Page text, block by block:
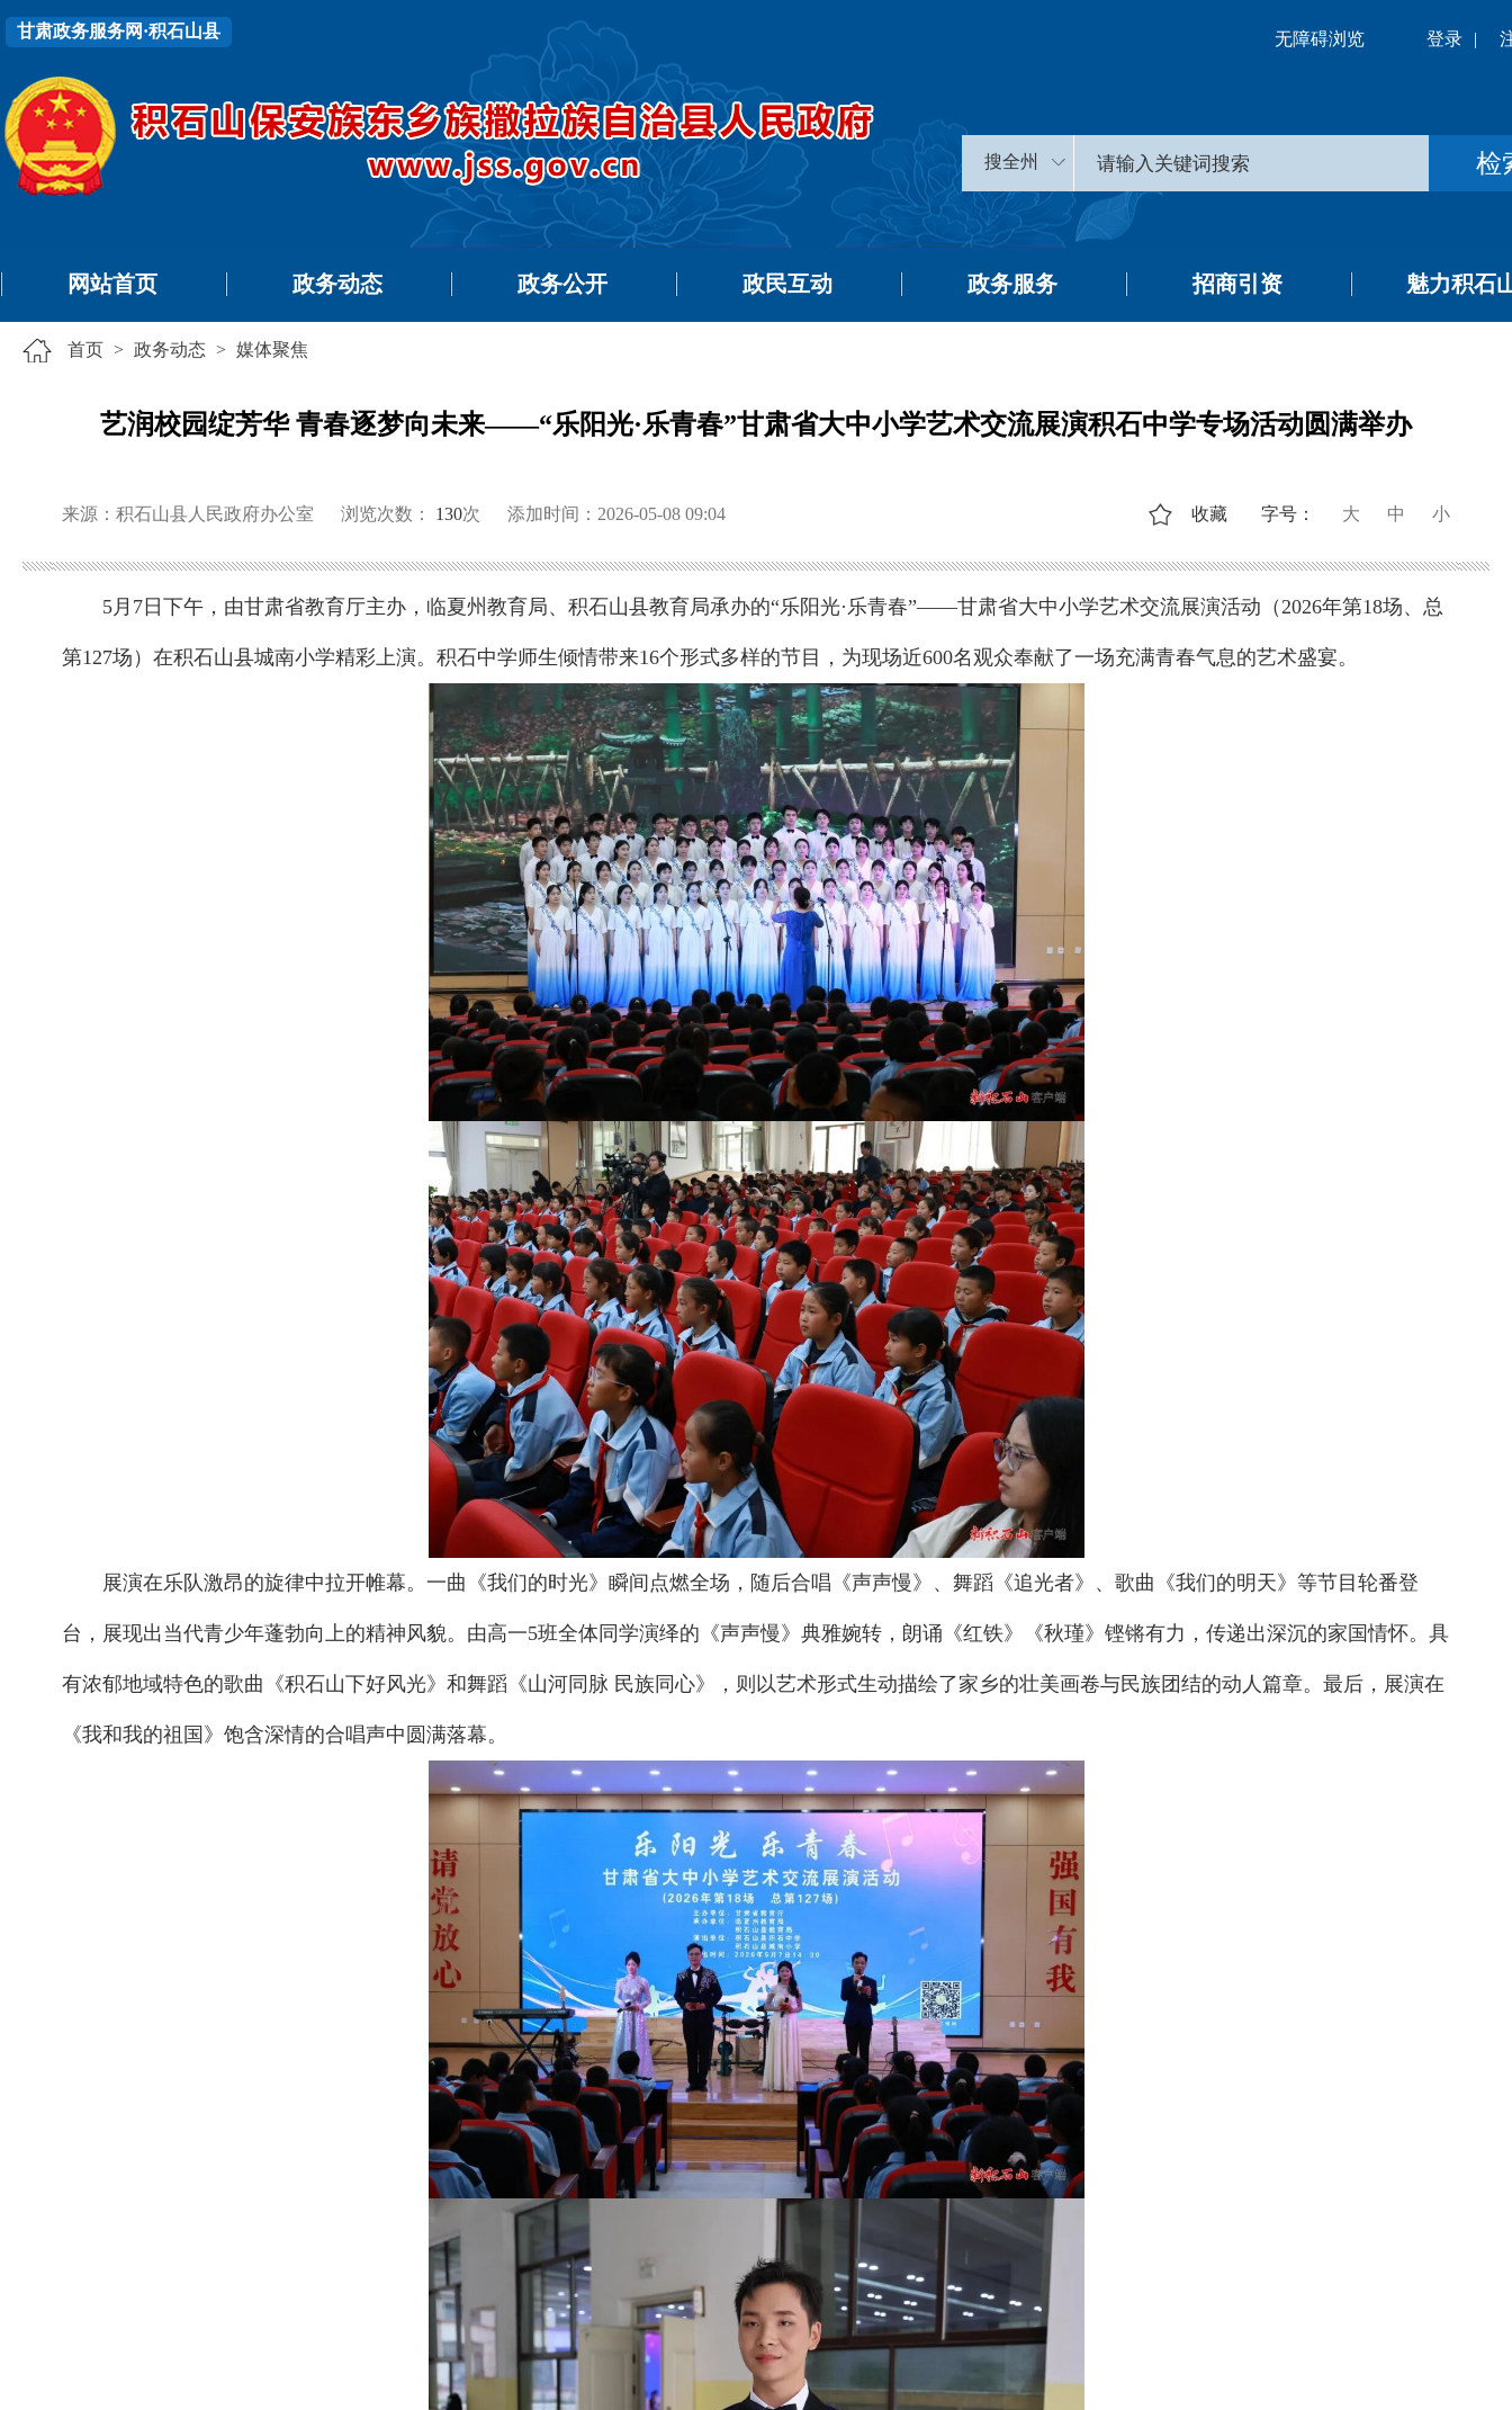
甘肃政务服务网·积石山县 无障碍浏览 登录 |
搜全州
网站首页 政务动态 政务公开 政民互动 政务服务 招商引资 魅力积石
首页 > 政务动态 > 媒体聚焦
艺润校园绽芳华 青春逐梦向未来——“乐阳光·乐青春”甘肃省大中小学艺术交流展演积石中学专场活动圆满举办
来源：积石山县人民政府办公室 浏览次数： 130次 添加时间：2026-05-08 09:04 字号： 大 中 小
收藏
5月7日下午，由甘肃省教育厅主办，临夏州教育局、积石山县教育局承办的“乐阳光·乐青春”——甘肃省大中小学艺术交流展演活动（2026年第18场、总
第127场）在积石山县城南小学精彩上演。积石中学师生倾情带来16个形式多样的节目，为现场近600名观众奉献了一场充满青春气息的艺术盛宴。
展演在乐队激昂的旋律中拉开帷幕。一曲《我们的时光》瞬间点燃全场，随后合唱《声声慢》、舞蹈《追光者》、歌曲《我们的明天》等节目轮番登
台，展现出当代青少年蓬勃向上的精神风貌。由高一5班全体同学演绎的《声声慢》典雅婉转，朗诵《红铁》《秋瑾》铿锵有力，传递出深沉的家国情怀。具
有浓郁地域特色的歌曲《积石山下好风光》和舞蹈《山河同脉 民族同心》，则以艺术形式生动描绘了家乡的壮美画卷与民族团结的动人篇章。最后，展演在
《我和我的祖国》饱含深情的合唱声中圆满落幕。